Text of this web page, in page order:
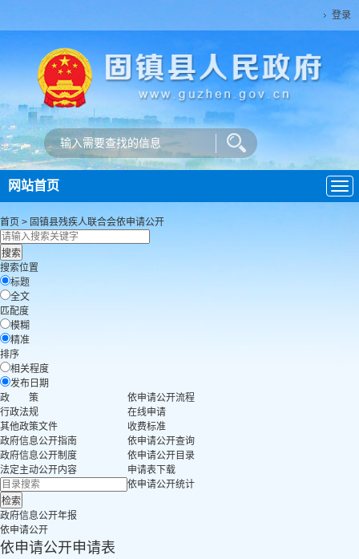
登录
导
航
网站首页
首页 > 固镇县残疾人联合会依申请公开
搜索位置
标题
全文
匹配度
模糊
精准
排序
相关程度
发布日期
政 策
行政法规
其他政策文件
政府信息公开指南
政府信息公开制度
法定主动公开内容
政府信息公开年报
依申请公开
依申请公开流程
在线申请
收费标准
依申请公开查询
依申请公开目录
申请表下载
依申请公开统计
依申请公开申请表